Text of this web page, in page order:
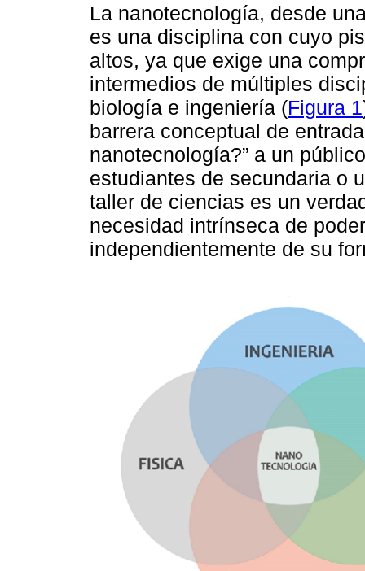
La nanotecnología, desde
es una disciplina con cuyo
altos, ya que exige una
intermedios de múltiples
biología e ingeniería (Figura 1
barrera conceptual de
nanotecnología?” a un
estudiantes de secundaria o
taller de ciencias es un
necesidad intrínseca de
independientemente de su